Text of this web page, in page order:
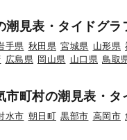
潮見表・タイドグラ
手県 秋田県 宮城県 山形県
広島県 岡山県 山口県 鳥取
市町村の潮見表・タ
水市 朝日町 黒部市 高岡市